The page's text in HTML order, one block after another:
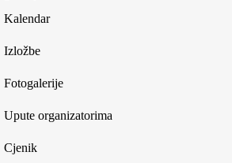
Kalendar
Izložbe
Fotogalerije
Upute organizatorima
Cjenik